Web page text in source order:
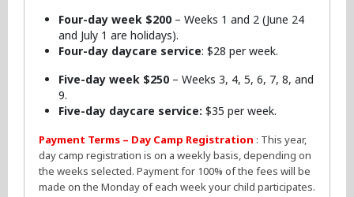
Four-day week $200 – Weeks 1 and 2 (June 24
and July 1 are holidays).
Four-day daycare service: $28 per week.
Five-day week $250 – Weeks 3, 4, 5, 6, 7, 8, and
9.
Five-day daycare service: $35 per week.
Payment Terms – Day Camp Registration : This year,
day camp registration is on a weekly basis, depending on
the weeks selected. Payment for 100% of the fees will be
made on the Monday of each week your child participates.